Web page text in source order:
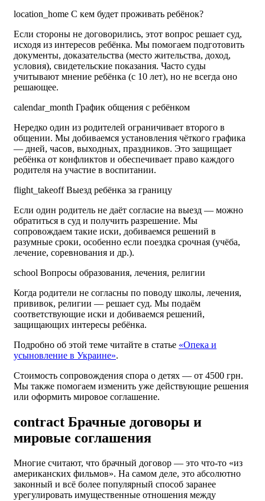
location_home С кем будет проживать ребёнок?
Если стороны не договорились, этот вопрос решает суд,
исходя из интересов ребёнка. Мы помогаем подготовить
документы, доказательства (место жительства, доход,
условия), свидетельские показания. Часто суды
учитывают мнение ребёнка (с 10 лет), но не всегда оно
решающее.
calendar_month График общения с ребёнком
Нередко один из родителей ограничивает второго в
общении. Мы добиваемся установления чёткого графика
— дней, часов, выходных, праздников. Это защищает
ребёнка от конфликтов и обеспечивает право каждого
родителя на участие в воспитании.
flight_takeoffВыезд ребёнка за границу
Если один родитель не даёт согласие на выезд — можно
обратиться в суд и получить разрешение. Мы
сопровождаем такие иски, добиваемся решений в
разумные сроки, особенно если поездка срочная (учёба,
лечение, соревнования и др.).
school Вопросы образования, лечения, религии
Когда родители не согласны по поводу школы, лечения,
прививок, религии — решает суд. Мы подаём
соответствующие иски и добиваемся решений,
защищающих интересы ребёнка.
Подробно об этой теме читайте в статье «Опека и
усыновление в Украине».
Стоимость сопровождения спора о детях — от 4500 грн.
Мы также помогаем изменить уже действующие решения
или оформить мировое соглашение.
contract Брачные договоры и
мировые соглашения
Многие считают, что брачный договор — это что-то «из
американских фильмов». На самом деле, это абсолютно
законный и всё более популярный способ заранее
урегулировать имущественные отношения между